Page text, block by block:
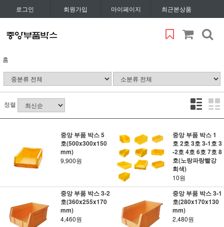
로그인 회원가입 마이페이지 최근본상품
홈
정렬
중앙 부품 박스 5
호(500x300x150
mm)
9,900원
중앙 부품 박스 1
호 2호 3호 3-1호 3
-2호 4호 6호 7호 8
호(노랑파랑빨강
회색)
10원
중앙 부품 박스 3-2
호(360x255x170
mm)
4,460원
중앙 부품 박스 3-1
호(280x170x130
mm)
2,480원